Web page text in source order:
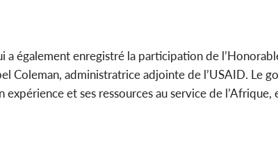
a également enregistré la participation de
Coleman, administratrice adjointe de l’USAID. Le
et ses ressources au service de l’Afrique,